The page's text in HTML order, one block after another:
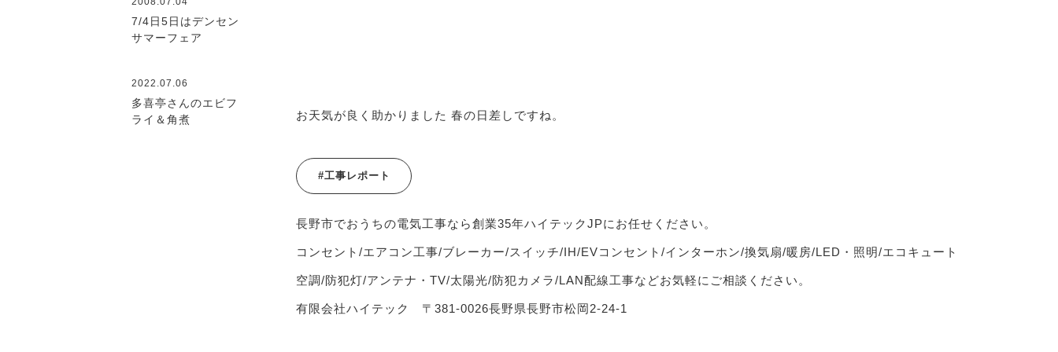
お天気が良く助かりました 春の日差しですね。
#工事レポート
長野市でおうちの電気工事なら創業35年ハイテックJPにお任せください。
コンセント/エアコン工事/ブレーカー/スイッチ/IH/EVコンセント/インターホン/換気扇/暖房/LED・照明/エコキュート
空調/防犯灯/アンテナ・TV/太陽光/防犯カメラ/LAN配線工事などお気軽にご相談ください。
有限会社ハイテック 〒381-0026長野県長野市松岡2-24-1
7/4日5日はデンセン
サマーフェア
2022.07.06
多喜亭さんのエビフ
ライ＆角煮